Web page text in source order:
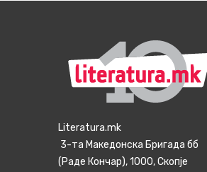
Literatura.mk
3-та Македонска Бригада бб
(Раде Кончар), 1000, Скопје